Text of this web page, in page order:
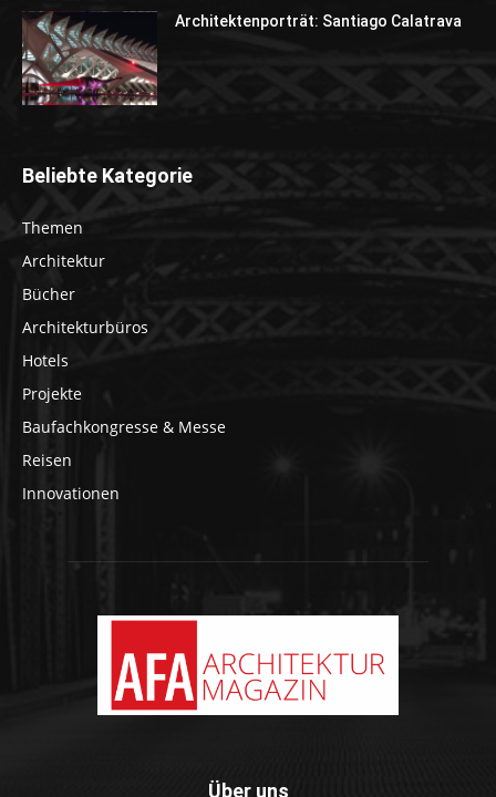
Architektenporträt: Santiago Calatrava
Beliebte Kategorie
Themen
Architektur
Bücher
Architekturbüros
Hotels
Projekte
Baufachkongresse & Messe
Reisen
Innovationen
Über uns